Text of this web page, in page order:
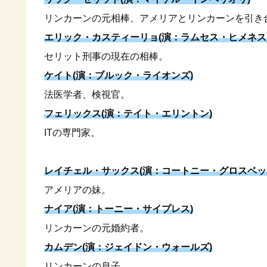
リンカーンの元相棒、アメリアとリンカーンを引き
エリック・カスティーリョ(演：ラムセス・ヒメネ
セリット刑事の現在の相棒。
ケイト(演：ブルック・ライオンズ)
法医学者、検視官。
フェリックス(演：テイト・エリントン)
ITの専門家。
レイチェル・サックス(演：コートニー・グロスベ
アメリアの妹。
ナイア(演：トーニー・サイプレス)
リンカーンの元婚約者。
カムデン(演：ジェイドン・ウォールズ)